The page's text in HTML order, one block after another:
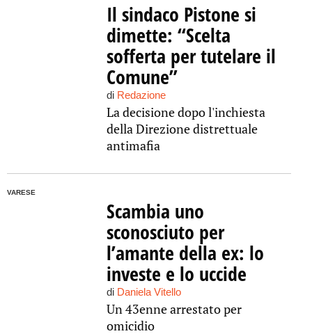
Il sindaco Pistone si
dimette: “Scelta
sofferta per tutelare il
Comune”
di Redazione
La decisione dopo l'inchiesta
della Direzione distrettuale
antimafia
VARESE
Scambia uno
sconosciuto per
l’amante della ex: lo
investe e lo uccide
di Daniela Vitello
Un 43enne arrestato per
omicidio